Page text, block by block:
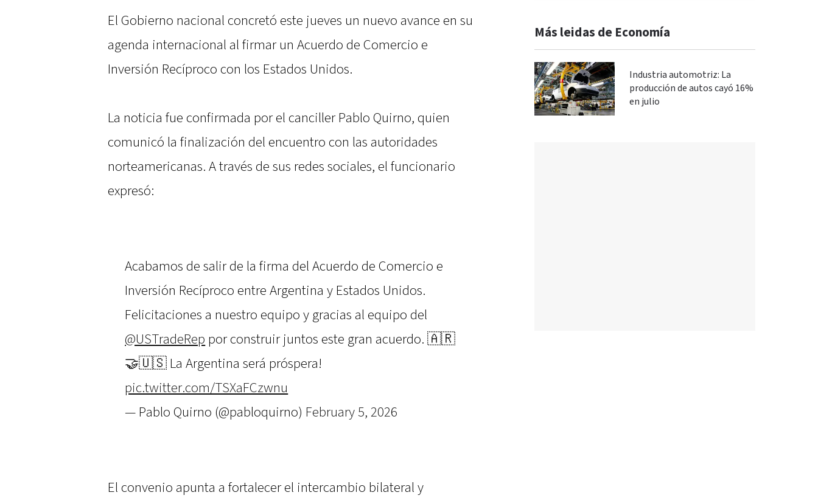
El Gobierno nacional concretó este jueves un nuevo avance en su
agenda internacional al firmar un Acuerdo de Comercio e
Inversión Recíproco con los Estados Unidos.
La noticia fue confirmada por el canciller Pablo Quirno, quien
comunicó la finalización del encuentro con las autoridades
norteamericanas. A través de sus redes sociales, el funcionario
expresó:
Acabamos de salir de la firma del Acuerdo de Comercio e
Inversión Recíproco entre Argentina y Estados Unidos.
Felicitaciones a nuestro equipo y gracias al equipo del
@USTradeRep por construir juntos este gran acuerdo. 🇦🇷
🤝🇺🇸 La Argentina será próspera!
pic.twitter.com/TSXaFCzwnu
— Pablo Quirno (@pabloquirno) February 5, 2026
El convenio apunta a fortalecer el intercambio bilateral y
Más leidas de Economía
Industria automotriz: La
producción de autos cayó 16%
en julio